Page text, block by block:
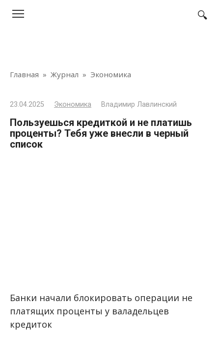
Главная » Журнал » Экономика
23.04.2025 Экономика Владимир Лавлинский
Пользуешься кредиткой и не платишь
проценты? Тебя уже внесли в черный
список
Банки начали блокировать операции не
платящих проценты у валадельцев
кредиток